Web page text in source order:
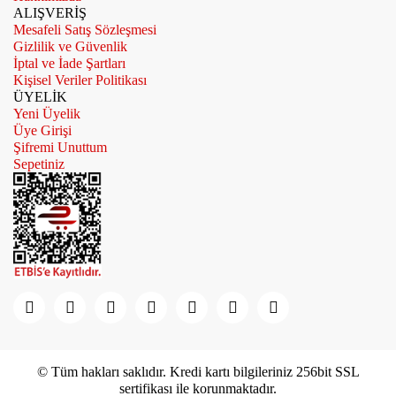
ALIŞVERİŞ
Mesafeli Satış Sözleşmesi
Gizlilik ve Güvenlik
İptal ve İade Şartları
Kişisel Veriler Politikası
ÜYELİK
Yeni Üyelik
Üye Girişi
Şifremi Unuttum
Sepetiniz
© Tüm hakları saklıdır. Kredi kartı bilgileriniz 256bit SSL
sertifikası ile korunmaktadır.